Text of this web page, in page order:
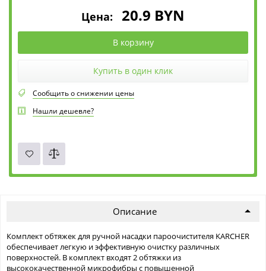
Цена: 20.9 BYN
В корзину
Купить в один клик
Сообщить о снижении цены
Нашли дешевле?
Описание
Комплект обтяжек для ручной насадки пароочистителя KARCHER
обеспечивает легкую и эффективную очистку различных
поверхностей. В комплект входят 2 обтяжки из
высококачественной микрофибры с повышенной